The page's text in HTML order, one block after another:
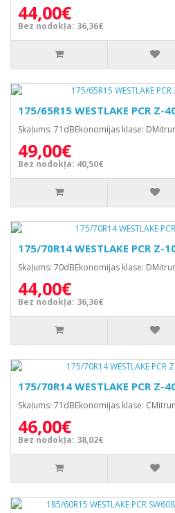
44,00€
Bez nodokļa: 36,36€
175/65R15 WESTLAKE PCR Z-
Skaļums: 71dBEkonomijas klase:
49,00€
Bez nodokļa: 40,50€
175/70R14 WESTLAKE PCR Z-
Skaļums: 70dBEkonomijas klase:
44,00€
Bez nodokļa: 36,36€
175/70R14 WESTLAKE PCR Z-
Skaļums: 71dBEkonomijas klase:
46,00€
Bez nodokļa: 38,02€